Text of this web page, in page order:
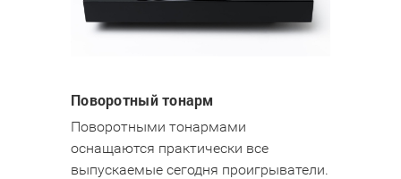
Поворотный тонарм
Поворотными тонармами
оснащаются практически все
выпускаемые сегодня проигрыватели.